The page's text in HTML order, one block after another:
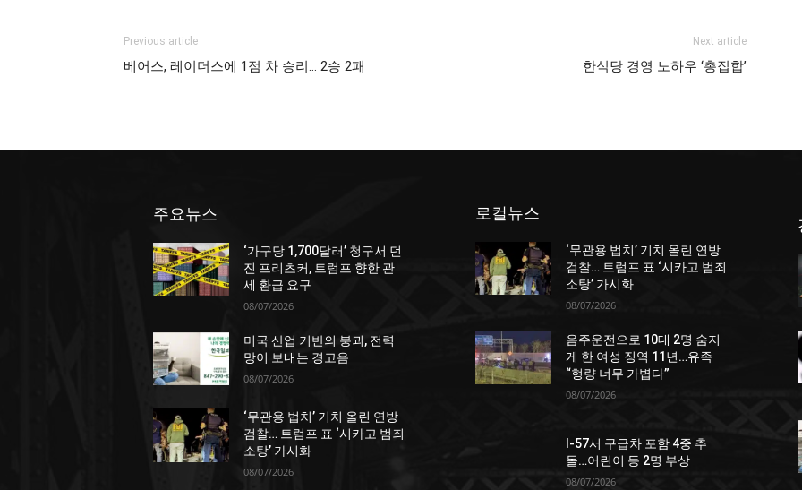
Previous article
베어스, 레이더스에 1점 차 승리… 2승 2패
Next article
한식당 경영 노하우 ‘총집합’
주요뉴스
‘가구당 1,700달러’ 청구서 던
진 프리츠커, 트럼프 향한 관
세 환급 요구
08/07/2026
미국 산업 기반의 붕괴, 전력
망이 보내는 경고음
08/07/2026
‘무관용 법치’ 기치 올린 연방
검찰… 트럼프 표 ‘시카고 범죄
소탕’ 가시화
08/07/2026
로컬뉴스
‘무관용 법치’ 기치 올린 연방
검찰… 트럼프 표 ‘시카고 범죄
소탕’ 가시화
08/07/2026
음주운전으로 10대 2명 숨지
게 한 여성 징역 11년…유족
“형량 너무 가볍다”
08/07/2026
I-57서 구급차 포함 4중 추
돌…어린이 등 2명 부상
08/07/2026